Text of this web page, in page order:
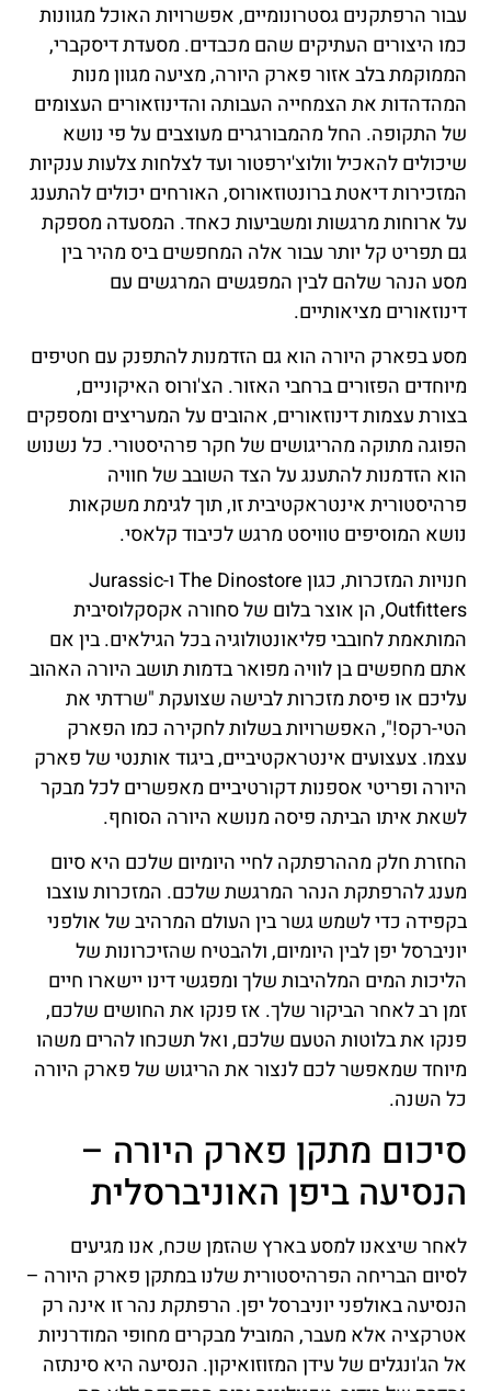
עבור הרפתקנים גסטרונומיים, אפשרויות האוכל מגוונות
כמו היצורים העתיקים שהם מכבדים. מסעדת דיסקברי,
הממוקמת בלב אזור פארק היורה, מציעה מגוון מנות
המהדהדות את הצמחייה העבותה והדינוזאורים העצומים
של התקופה. החל מהמבורגרים מעוצבים על פי נושא
שיכולים להאכיל וולוצ'ירפטור ועד לצלחות צלעות ענקיות
המזכירות דיאטת ברונטוזאורוס, האורחים יכולים להתענג
על ארוחות מרגשות ומשביעות כאחד. המסעדה מספקת
גם תפריט קל יותר עבור אלה המחפשים ביס מהיר בין
מסע הנהר שלהם לבין המפגשים המרגשים עם
דינוזאורים מציאותיים.
מסע בפארק היורה הוא גם הזדמנות להתפנק עם חטיפים
מיוחדים הפזורים ברחבי האזור. הצ'ורוס האיקוניים,
בצורת עצמות דינוזאורים, אהובים על המעריצים ומספקים
הפוגה מתוקה מהריגושים של חקר פרהיסטורי. כל נשנוש
הוא הזדמנות להתענג על הצד השובב של חוויה
פרהיסטורית אינטראקטיבית זו, תוך לגימת משקאות
נושא המוסיפים טוויסט מרגש לכיבוד קלאסי.
חנויות המזכרות, כגון The Dinostore ו-Jurassic
Outfitters, הן אוצר בלום של סחורה אקסקלוסיבית
המותאמת לחובבי פליאונטולוגיה בכל הגילאים. בין אם
אתם מחפשים בן לוויה מפואר בדמות תושב היורה האהוב
עליכם או פיסת מזכרות לבישה שצועקת "שרדתי את
הטי-רקס!", האפשרויות בשלות לחקירה כמו הפארק
עצמו. צעצועים אינטראקטיביים, ביגוד אותנטי של פארק
היורה ופריטי אספנות דקורטיביים מאפשרים לכל מבקר
לשאת איתו הביתה פיסה מנושא היורה הסוחף.
החזרת חלק מההרפתקה לחיי היומיום שלכם היא סיום
מענג להרפתקת הנהר המרגשת שלכם. המזכרות עוצבו
בקפידה כדי לשמש גשר בין העולם המרהיב של אולפני
יוניברסל יפן לבין היומיום, ולהבטיח שהזיכרונות של
הליכות המים המלהיבות שלך ומפגשי דינו יישארו חיים
זמן רב לאחר הביקור שלך. אז פנקו את החושים שלכם,
פנקו את בלוטות הטעם שלכם, ואל תשכחו להרים משהו
מיוחד שמאפשר לכם לנצור את הריגוש של פארק היורה
כל השנה.
סיכום מתקן פארק היורה –
הנסיעה ביפן האוניברסלית
לאחר שיצאנו למסע בארץ שהזמן שכח, אנו מגיעים
לסיום הבריחה הפרהיסטורית שלנו במתקן פארק היורה –
הנסיעה באולפני יוניברסל יפן. הרפתקת נהר זו אינה רק
אטרקציה אלא מעבר, המוביל מבקרים מחופי המודרניות
אל הג'ונגלים של עידן המזוזואיקון. הנסיעה היא סינתזה